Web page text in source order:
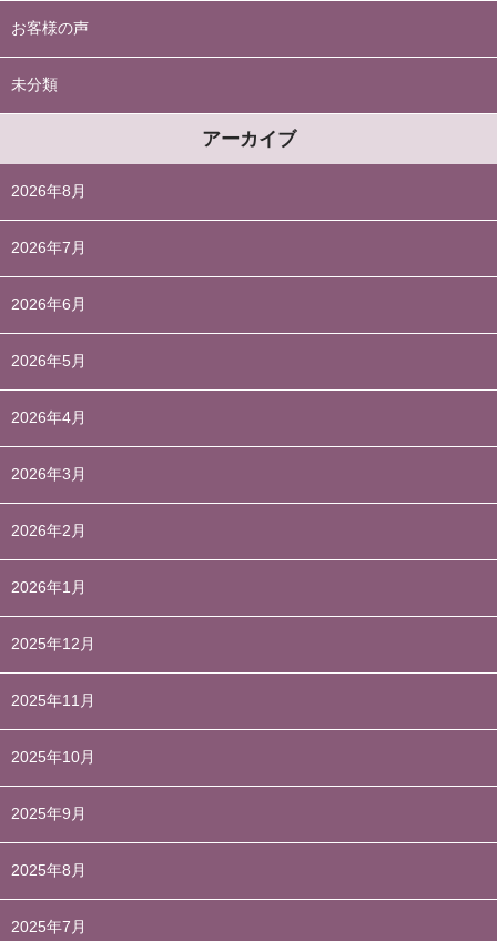
お客様の声
未分類
アーカイブ
2026年8月
2026年7月
2026年6月
2026年5月
2026年4月
2026年3月
2026年2月
2026年1月
2025年12月
2025年11月
2025年10月
2025年9月
2025年8月
2025年7月